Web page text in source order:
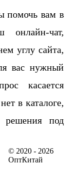
помочь вам в
чат,
углу сайта,
вас нужный
касается
в каталоге,
решения под
© 2020 - 2026
ОптКитай